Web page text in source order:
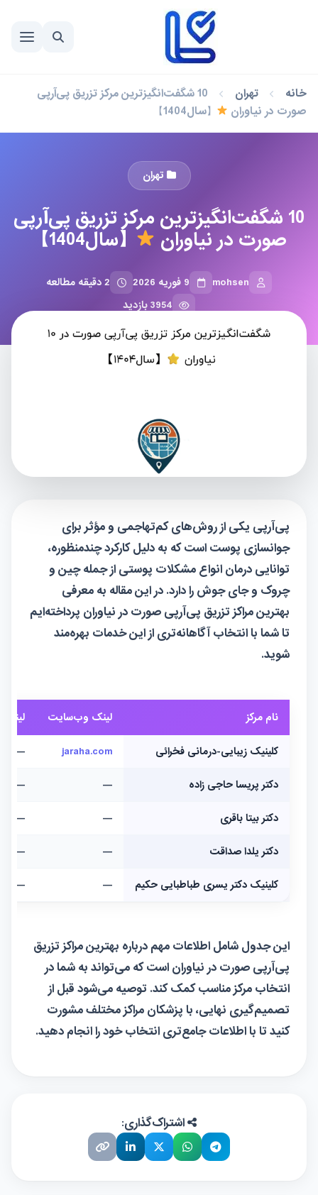
خانه تهران
10 شگفت‌انگیزترین مرکز تزریق پی‌آرپی
صورت در نیاوران
【سال1404】
تهران
10 شگفت‌انگیزترین مرکز تزریق پی‌آرپی
صورت در نیاوران 【سال1404】
mohsen 9 فوریه 2026
2 دقیقه مطالعه
3954 بازدید
پی‌آرپی یکی از روش‌های کم‌تهاجمی و مؤثر برای
جوانسازی پوست است که به دلیل کارکرد چندمنظوره،
توانایی درمان انواع مشکلات پوستی از جمله چین ‌و
چروک و جای جوش را دارد. در این مقاله به معرفی
بهترین مراکز تزریق پی‌آرپی صورت در نیاوران پرداخته‌ایم
تا شما با انتخاب آگاهانه‌تری از این خدمات بهره‌مند
شوید.
نام مرکز لینک وب‌سایت لینک
کلینیک زیبایی-درمانی فخرائی jaraha.com
—
دکتر پریسا حاجی زاده —
—
دکتر بیتا باقری —
—
دکتر یلدا صداقت —
—
کلینیک دکتر یسری طباطبایی حکیم —
—
این جدول شامل اطلاعات مهم درباره بهترین مراکز تزریق
پی‌آرپی صورت در نیاوران است که می‌تواند به شما در
انتخاب مرکز مناسب کمک کند. توصیه می‌شود قبل از
تصمیم‌گیری نهایی، با پزشکان مراکز مختلف مشورت
کنید تا با اطلاعات جامع‌تری انتخاب خود را انجام دهید.
اشتراک‌گذاری: